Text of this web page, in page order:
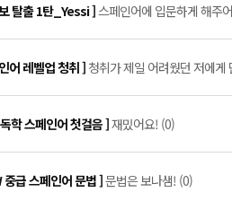
탈출 1탄_Yessi ]스페인어에 입문하게 해주
어 레벨업 청취 ]청취가 제일 어려웠던 저에게
학 스페인어 첫걸음 ]재밌어요! (0)
중급 스페인어 문법 ]문법은 보나샘! (0)